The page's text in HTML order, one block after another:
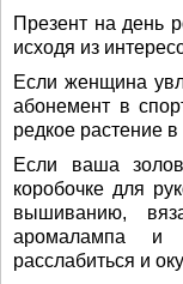
Презент на день
исходя из
Если женщина
абонемент в
редкое растение в
Если ваша
коробочке для
вышиванию,
аромалампа и
расслабиться и